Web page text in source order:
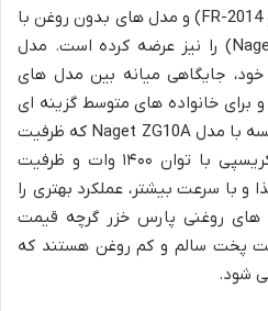
روغنی سنتی (مانند FR-2012 و FR-2014) و مدل های بدون روغن با
ظرفیت کمتر (مانند Naget ZG10A) را نیز عرضه کرده است. مدل
ظرفیت ۴.۷ لیتری خود، جایگاهی میانه بین مدل های
برای خانواده های متوسط گزینه ای
عالی محسوب می شود. در مقایسه با مدل Naget ZG10A که ظرفیت
۱ لیتر و توان ۱۱۰۰ وات دارد، کریسپی با توان ۱۴۰۰ وات و ظرفیت
و با سرعت بیشتر، عملکرد بهتری را
های روغنی پارس خزر گرچه قیمت
پخت سالم و کم روغن هستند که
شود.